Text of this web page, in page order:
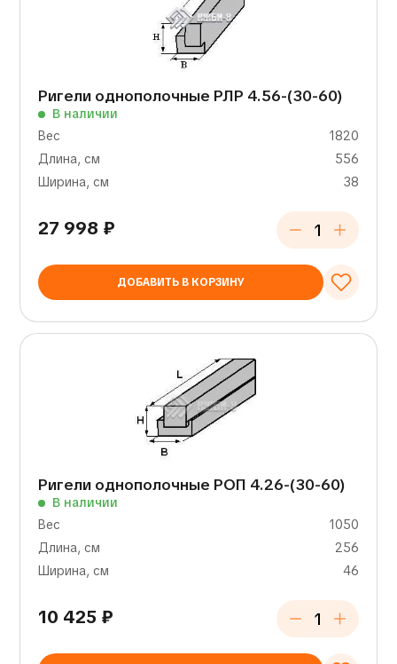
Ригели однополочные РЛР 4.56-(30-60)
В наличии
Вес
1820
Длина, см
556
Ширина, см
38
27 998 ₽
ДОБАВИТЬ В КОРЗИНУ
Ригели однополочные РОП 4.26-(30-60)
В наличии
Вес
1050
Длина, см
256
Ширина, см
46
10 425 ₽